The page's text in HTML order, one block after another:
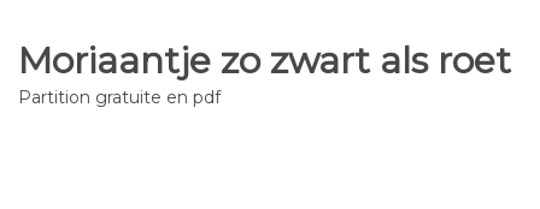
Moriaantje zo zwart als roet
Partition gratuite en pdf